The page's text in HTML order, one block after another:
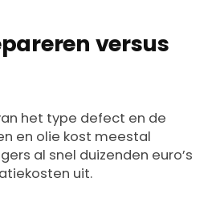
versus
het type defect en de
en olie kost meestal
al snel duizenden euro’s
uit.